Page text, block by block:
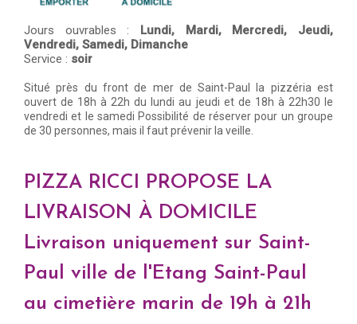
Jours ouvrables : Lundi, Mardi, Mercredi, Jeudi,
Vendredi, Samedi, Dimanche
Service : soir
Situé près du front de mer de Saint-Paul la pizzéria est
ouvert de 18h à 22h du lundi au jeudi et de 18h à 22h30 le
vendredi et le samedi Possibilité de réserver pour un groupe
de 30 personnes, mais il faut prévenir la veille.
PIZZA RICCI PROPOSE LA
LIVRAISON À DOMICILE
Livraison uniquement sur Saint-
Paul ville de l'Etang Saint-Paul
au cimetière marin de 19h à 21h